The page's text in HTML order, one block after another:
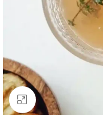
Klik da uvećaš